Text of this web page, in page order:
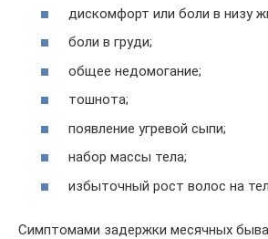
дискомфорт или боли в низу
боли в груди;
общее недомогание;
тошнота;
появление угревой сыпи;
набор массы тела;
избыточный рост волос на
Симптомами задержки месячных